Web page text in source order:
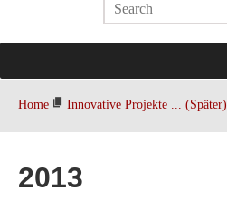
Home Innovative Projekte ... (Später)
2013